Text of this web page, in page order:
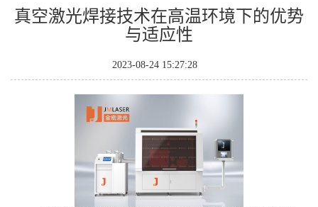
真空激光焊接技术在高温环境下的优势
与适应性
2023-08-24 15:27:28